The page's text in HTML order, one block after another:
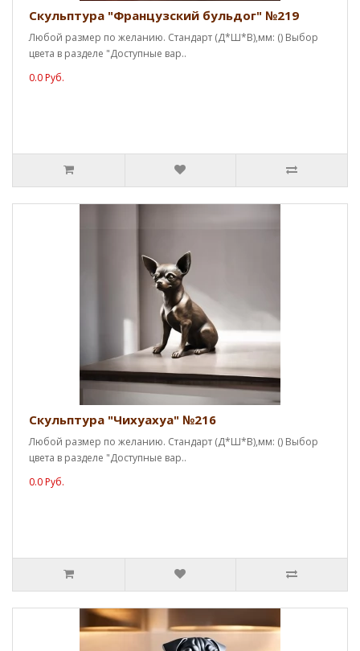
Скульптура "Французский бульдог" №219
Любой размер по желанию. Стандарт (Д*Ш*В),мм: () Выбор
цвета в разделе "Доступные вар..
0.0 Руб.
Скульптура "Чихуахуа" №216
Любой размер по желанию. Стандарт (Д*Ш*В),мм: () Выбор
цвета в разделе "Доступные вар..
0.0 Руб.